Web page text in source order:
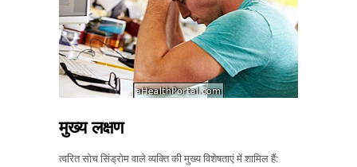
मुख्य लक्षण
त्वरित सोच सिंड्रोम वाले व्यक्ति की मुख्य विशेषताएं में शामिल हैं: